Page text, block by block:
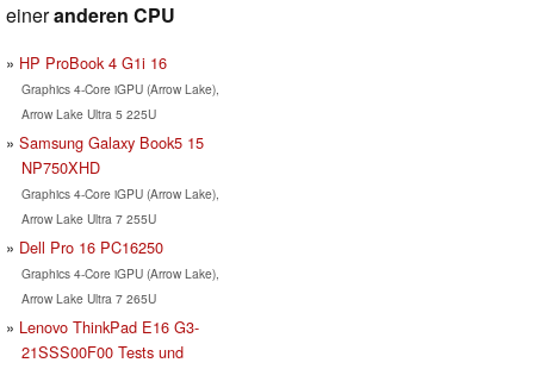
eineranderen CPU
HP ProBook 4 G1i 16
Graphics 4-Core iGPU (Arrow Lake),
Arrow Lake Ultra 5 225U
Samsung Galaxy Book5 15
NP750XHD
Graphics 4-Core iGPU (Arrow Lake),
Arrow Lake Ultra 7 255U
Dell Pro 16 PC16250
Graphics 4-Core iGPU (Arrow Lake),
Arrow Lake Ultra 7 265U
Lenovo ThinkPad E16 G3-
21SSS00F00 Tests und